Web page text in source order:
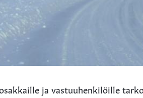
ja vastuuhenkilöille